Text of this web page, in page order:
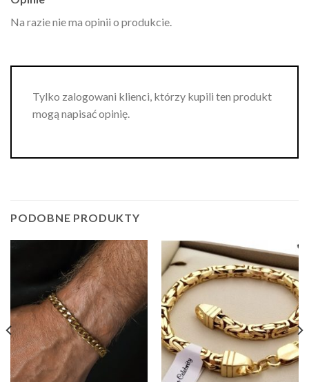
Na razie nie ma opinii o produkcie.
Tylko zalogowani klienci, którzy kupili ten produkt
mogą napisać opinię.
PODOBNE PRODUKTY